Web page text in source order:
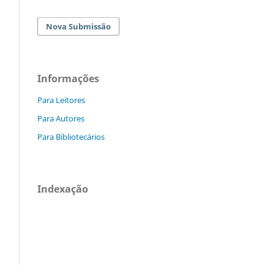
Nova Submissão
Informações
Para Leitores
Para Autores
Para Bibliotecários
Indexação